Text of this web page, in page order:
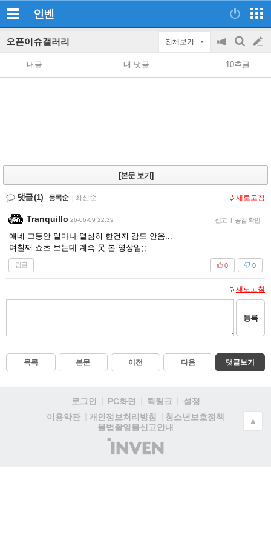
인벤
오픈이슈갤러리 전체보기
공
지
on/off
검
색
글
쓰
내글 내 댓글 10추글
[본문 보기]
댓글(1) 등록순 최신순 새로고침
Tranquillo 26-06-09 22:39 신고 | 공감 확인
얘네 그동안 얼마나 열심히 한건지 감도 안옴...
며칠째 쇼츠 보는데 계속 못 본 영상임;;
답글 0
0
새로고침
등록
목록 본문 이전 다음 댓글보기
로그인 PC화면 퀵링크
설정
이용약관
개인정보처리방침
청소년보호정책
불법촬영물신고안내
(주)
인
▲